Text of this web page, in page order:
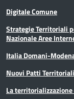
Digitale Comune
Strategie Territoriali
Nazionale Aree
Italia Domani-
Nuovi Patti Territoriali
La